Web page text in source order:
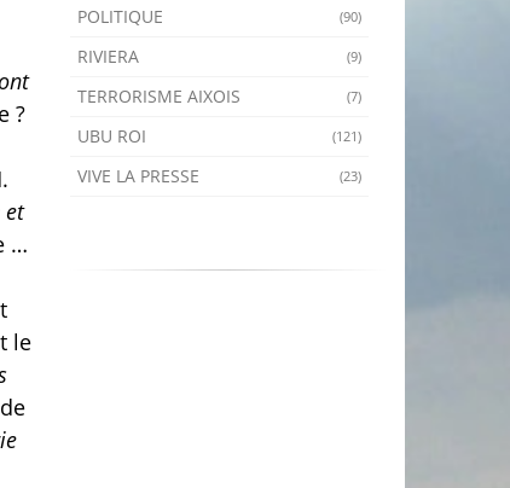
?
et
…
le
(90)
POLITIQUE
(9)
RIVIERA
(7)
TERRORISME AIXOIS
(121)
UBU ROI
(23)
VIVE LA PRESSE